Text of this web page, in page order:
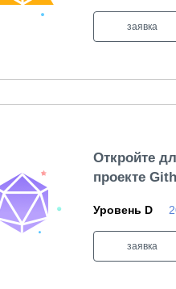
заявка
Откройте
проекте
Уровень D
заявка